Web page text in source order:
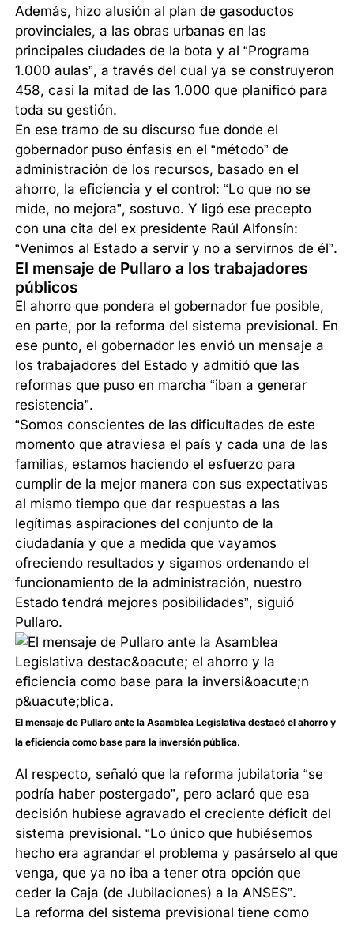
Además, hizo alusión al plan de gasoductos
provinciales, a las obras urbanas en las
principales ciudades de la bota y al “Programa
1.000 aulas”, a través del cual ya se construyeron
458, casi la mitad de las 1.000 que planificó para
toda su gestión.
En ese tramo de su discurso fue donde el
gobernador puso énfasis en el “método” de
administración de los recursos, basado en el
ahorro, la eficiencia y el control: “Lo que no se
mide, no mejora”, sostuvo. Y ligó ese precepto
con una cita del ex presidente Raúl Alfonsín:
“Venimos al Estado a servir y no a servirnos de él”.
El mensaje de Pullaro a los trabajadores
públicos
El ahorro que pondera el gobernador fue posible,
en parte, por la reforma del sistema previsional. En
ese punto, el gobernador les envió un mensaje a
los trabajadores del Estado y admitió que las
reformas que puso en marcha “iban a generar
resistencia”.
“Somos conscientes de las dificultades de este
momento que atraviesa el país y cada una de las
familias, estamos haciendo el esfuerzo para
cumplir de la mejor manera con sus expectativas
al mismo tiempo que dar respuestas a las
legítimas aspiraciones del conjunto de la
ciudadanía y que a medida que vayamos
ofreciendo resultados y sigamos ordenando el
funcionamiento de la administración, nuestro
Estado tendrá mejores posibilidades”, siguió
Pullaro.
El mensaje de Pullaro ante la Asamblea Legislativa destacó el ahorro y
la eficiencia como base para la inversión pública.
Al respecto, señaló que la reforma jubilatoria “se
podría haber postergado”, pero aclaró que esa
decisión hubiese agravado el creciente déficit del
sistema previsional. “Lo único que hubiésemos
hecho era agrandar el problema y pasárselo al que
venga, que ya no iba a tener otra opción que
ceder la Caja (de Jubilaciones) a la ANSES”.
La reforma del sistema previsional tiene como